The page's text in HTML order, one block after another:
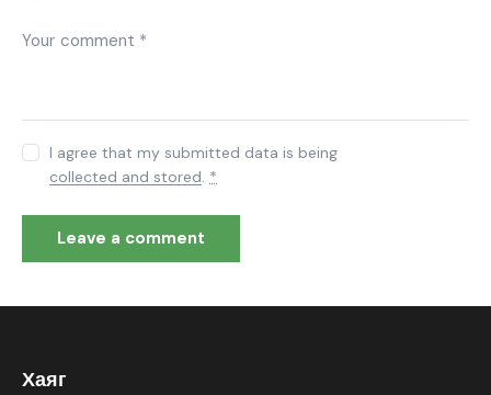
I agree that my submitted data is being
collected and stored *
Хаяг